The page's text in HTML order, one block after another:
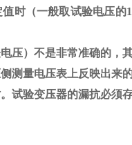
时（一般取试验电压的
压）不是非常准确的
测量电压表上反映出
试验变压器的漏抗必